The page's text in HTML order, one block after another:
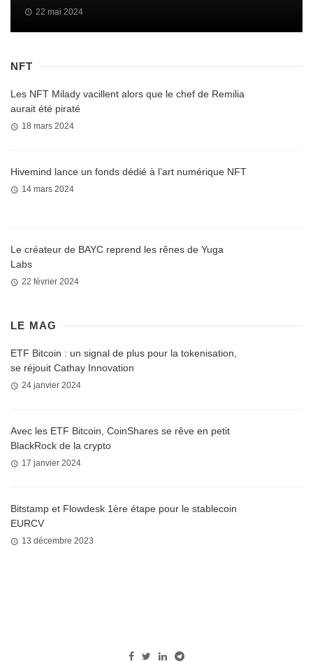
22 mai 2024
NFT
Les NFT Milady vacillent alors que le chef de Remilia
aurait été piraté
18 mars 2024
Hivemind lance un fonds dédié à l’art numérique NFT
14 mars 2024
Le créateur de BAYC reprend les rênes de Yuga
Labs
22 février 2024
LE MAG
ETF Bitcoin : un signal de plus pour la tokenisation,
se réjouit Cathay Innovation
24 janvier 2024
Avec les ETF Bitcoin, CoinShares se rêve en petit
BlackRock de la crypto
17 janvier 2024
Bitstamp et Flowdesk 1ère étape pour le stablecoin
EURCV
13 décembre 2023